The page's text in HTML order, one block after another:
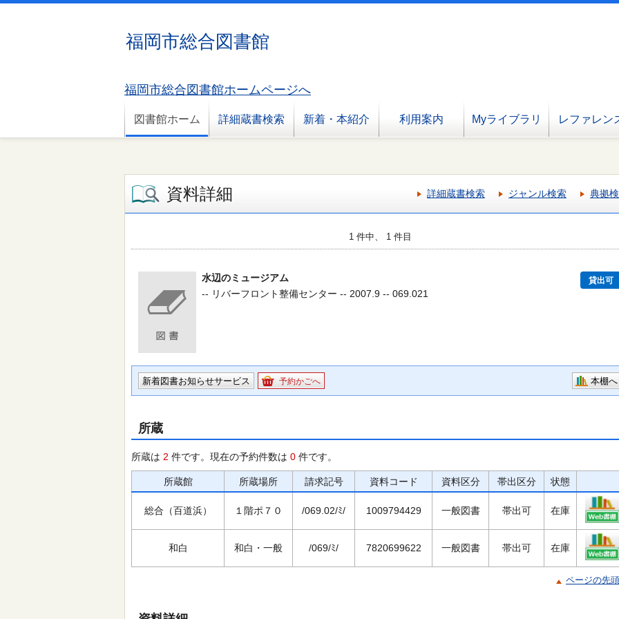
福岡市総合図書館
福岡市総合図書館ホームページへ
図書館ホーム 詳細蔵書検索 新着・本紹介 利用案内 Myライブラリ レファレン
資料詳細 詳細蔵書検索 ジャンル検索 典拠
1 件中、 1 件目
水辺のミュージアム 貸出可
-- リバーフロント整備センター -- 2007.9 -- 069.021
新着図書お知らせサービス 予約かごへ 本棚へ
所蔵
所蔵は 2 件です。現在の予約件数は 0 件です。
所蔵館 所蔵場所 請求記号 資料コード 資料区分 帯出区分 状態
総合（百道浜） １階ポ７０ /069.02/ﾐ/ 1009794429 一般図書 帯出可 在庫
和白 和白・一般 /069/ﾐ/ 7820699622 一般図書 帯出可 在庫
ページの先